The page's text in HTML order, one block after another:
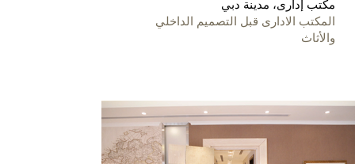
مكتب إدارى، مدينة دبي
المكتب الادارى قبل التصميم الداخلي
والأثاث